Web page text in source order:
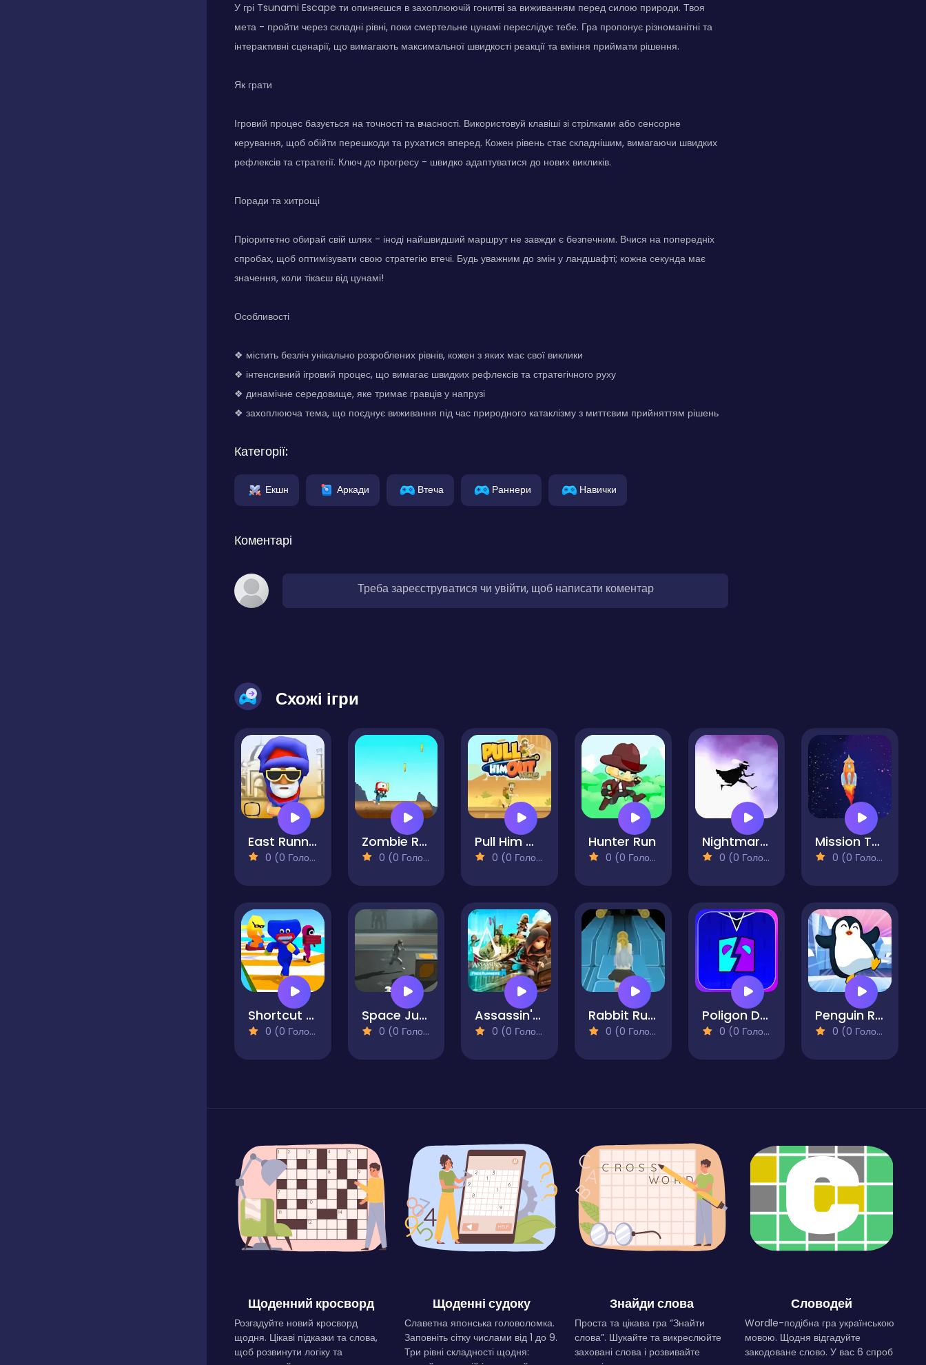
У грі Tsunami Escape ти опиняєшся в захоплюючій гонитві за виживанням перед силою природи. Твоя
мета - пройти через складні рівні, поки смертельне цунамі переслідує тебе. Гра пропонує різноманітні та
інтерактивні сценарії, що вимагають максимальної швидкості реакції та вміння приймати рішення.
Як грати
Ігровий процес базується на точності та вчасності. Використовуй клавіші зі стрілками або сенсорне
керування, щоб обійти перешкоди та рухатися вперед. Кожен рівень стає складнішим, вимагаючи швидких
рефлексів та стратегії. Ключ до прогресу - швидко адаптуватися до нових викликів.
Поради та хитрощі
Пріоритетно обирай свій шлях - іноді найшвидший маршрут не завжди є безпечним. Вчися на попередніх
спробах, щоб оптимізувати свою стратегію втечі. Будь уважним до змін у ландшафті; кожна секунда має
значення, коли тікаєш від цунамі!
Особливості
❖ містить безліч унікально розроблених рівнів, кожен з яких має свої виклики
❖ інтенсивний ігровий процес, що вимагає швидких рефлексів та стратегічного руху
❖ динамічне середовище, яке тримає гравців у напрузі
❖ захоплююча тема, що поєднує виживання під час природного катаклізму з миттєвим прийняттям рішень
Категорії:
Екшн Аркади Втеча Раннери Навички
Коментарі
Треба зареєструватися чи увійти, щоб написати коментар
Схожі ігри
East Runner
0 (0 Голосів)
Zombie Run
0 (0 Голосів)
Pull Him Out Game
0 (0 Голосів)
Hunter Run
0 (0 Голосів)
Nightmare Runner
0 (0 Голосів)
Mission To Moon Online Game
0 (0 Голосів)
Shortcut Race!
0 (0 Голосів)
Space Junk Jump
0 (0 Голосів)
Assassin's Creed Freerunners
0 (0 Голосів)
Rabbit Run 3D
0 (0 Голосів)
Poligon Dash - Geometry
0 (0 Голосів)
Penguin Runner
0 (0 Голосів)
Щоденний кросворд
Розгадуйте новий кросворд
щодня. Цікаві підказки та слова,
щоб розвинути логіку та
Щоденні судоку
Славетна японська головоломка.
Заповніть сітку числами від 1 до 9.
Три рівні складності щодня:
Знайди слова
Проста та цікава гра “Знайти
слова”. Шукайте та викреслюйте
заховані слова і розвивайте
Словодей
Wordle-подібна гра українською
мовою. Щодня відгадуйте
закодоване слово. У вас 6 спроб